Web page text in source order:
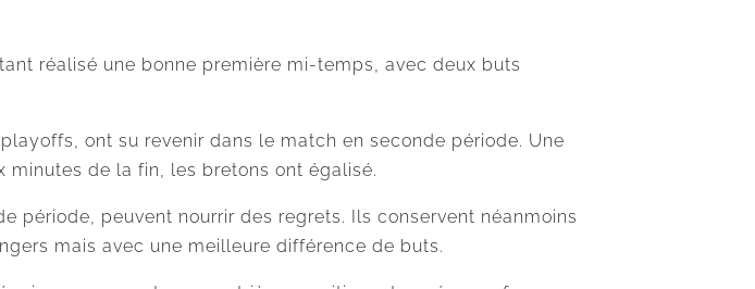
réalisé une bonne première mi-temps, avec deux buts
ont su revenir dans le match en seconde période. Une
minutes de la fin, les bretons ont égalisé.
période, peuvent nourrir des regrets. Ils conservent néanmoins
mais avec une meilleure différence de buts.